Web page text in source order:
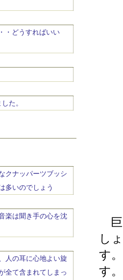
・どうすればいい
た。
クナッパーツブッシ
多いのでしょう
楽は聞き手の心を沈
人の耳に心地よい旋
全て含まれてしまっ
巨
し
す
す。